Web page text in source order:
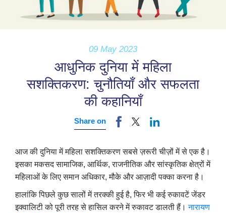
09 May 2023
आधुनिक दुनिया में महिला
सशक्तिकरण: चुनौतियाँ और सफलता
की कहानियाँ
Share on
आज की दुनिया में महिला सशक्तिकरण सबसे ज़रूरी चीज़ों में से एक है।
इसका मकसद सामाजिक, आर्थिक, राजनीतिक और सांस्कृतिक क्षेत्रों में
महिलाओं के लिए समान अधिकार, मौके और आज़ादी पक्का करना है।
हालांकि पिछले कुछ सालों में तरक्की हुई है, फिर भी कई रुकावटें जेंडर
इक्वालिटी को पूरी तरह से हासिल करने में रुकावट डालती हैं।नारायण